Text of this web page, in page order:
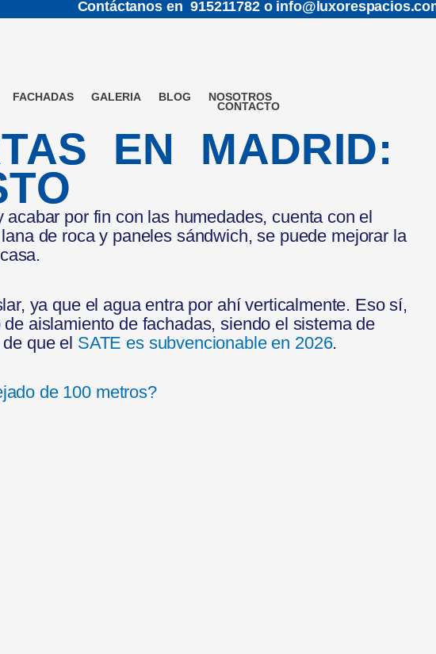
Contáctanos en 915211782 o
FACHADAS GALERIA BLOG NOSOTROS
CONTACTO
EN MADRID:
por fin con las humedades, cuenta con el
de roca y paneles sándwich, se puede mejorar la
ya que el agua entra por ahí verticalmente. Eso sí,
aislamiento de fachadas, siendo el sistema de
que el SATE es subvencionable en 2026.
de 100 metros?